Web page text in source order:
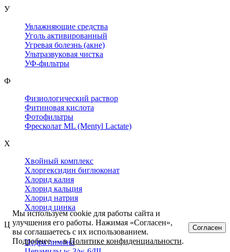
У
Увлажняющие средства
Уголь активированный
Угревая болезнь (акне)
Ультразвуковая чистка
УФ-фильтры
Ф
Физиологический раствор
Фитиновая кислота
Фотофильтры
Фресколат ML (Mentyl Lactate)
Х
Хвойный комплекс
Хлоргексидин биглюконат
Хлорид калия
Хлорид кальция
Хлорид натрия
Хлорид цинка
Ц
Цедра лимона
Мы используем cookie для работы сайта и
улучшения его работы. Нажимая «Согласен»,
вы соглашаетесь с их использованием.
Подробнее — вПолитике конфиденциальности.
Согласен